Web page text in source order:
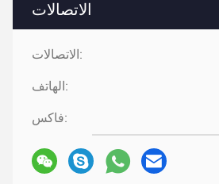
الاتصالات
الاتصالات:
الهاتف:
فاكس: